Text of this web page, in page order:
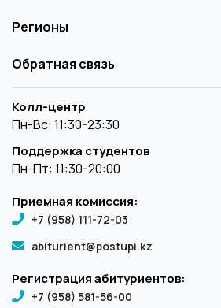
Регионы
Обратная связь
Колл-центр
Пн-Вс: 11:30-23:30
Поддержка студентов
Пн-Пт: 11:30-20:00
Приемная комиссия:
+7 (958) 111-72-03
abiturient@postupi.kz
Регистрация абитуриентов:
+7 (958) 581-56-00